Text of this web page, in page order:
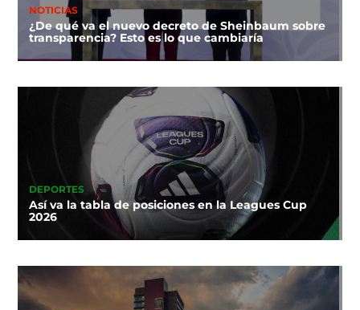
NOTICIAS
¿De qué va el nuevo decreto de Sheinbaum sobre
transparencia? Esto es lo que cambiaría
DEPORTES
Así va la tabla de posiciones en la Leagues Cup
2026